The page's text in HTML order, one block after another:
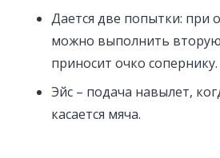
Дается две попытки: при
можно выполнить
приносит очко сопернику.
Эйс – подача навылет,
касается мяча.